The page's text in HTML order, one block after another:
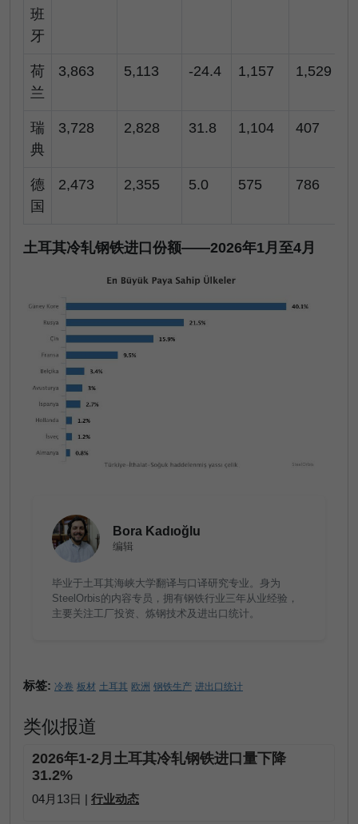
班
牙
荷
兰
3,863 5,113 -24.4 1,157 1,529
瑞
典
3,728 2,828 31.8 1,104 407
德
国
2,473 2,355 5.0 575 786
土耳其冷轧钢铁进口份额——2026年1月至4月
Bora Kadıoğlu
编辑
毕业于土耳其海峡大学翻译与口译研究专业。身为
SteelOrbis的内容专员，拥有钢铁行业三年从业经验，
主要关注工厂投资、炼钢技术及进出口统计。
标签: 冷卷 板材 土耳其 欧洲 钢铁生产 进出口统计
类似报道
2026年1-2月土耳其冷轧钢铁进口量下降
31.2%
04月13日 | 行业动态